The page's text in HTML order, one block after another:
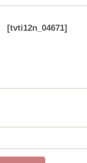
[tvti12n_04671]